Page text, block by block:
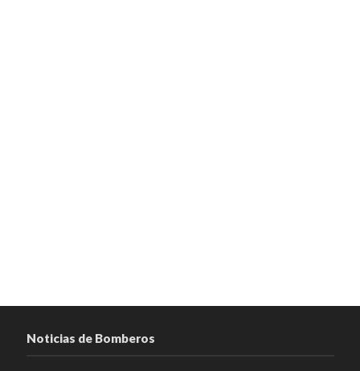
Noticias de Bomberos